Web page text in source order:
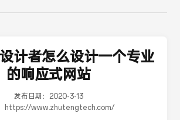
计者怎么设计一个专业
的响应式网站
发布日期： 2020-3-13
https://www.zhutengtech.com/